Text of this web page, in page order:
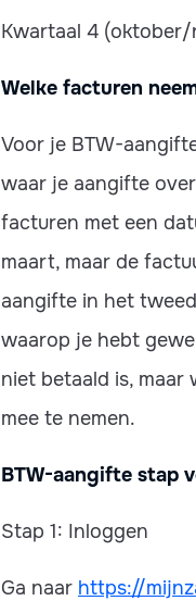
Kwartaal 4 (oktober/
Welke facturen
Voor je BTW-
waar je aangifte
facturen met een
maart, maar de
aangifte in het
waarop je hebt
niet betaald is,
mee te nemen.
BTW-aangifte stap
Stap 1: Inloggen
Ga naar https://